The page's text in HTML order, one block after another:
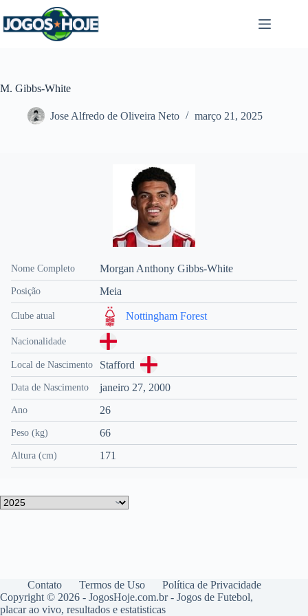
para
o
M. Gibbs-White
Jose Alfredo de Oliveira Neto março 21, 2025
Nome Completo Morgan Anthony Gibbs-White
Posição Meia
Clube atual Nottingham Forest
Nacionalidade
Local de Nascimento Stafford
Data de Nascimento janeiro 27, 2000
Ano 26
Peso (kg) 66
Altura (cm) 171
Contato Termos de Uso
Política de Privacidade
Copyright © 2026 - JogosHoje.com.br - Jogos de Futebol,
placar ao vivo, resultados e estatisticas